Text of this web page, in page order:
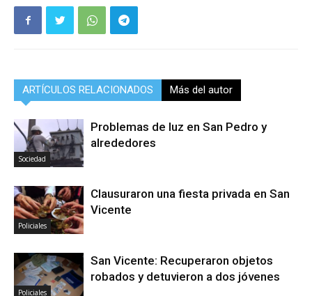
ARTÍCULOS RELACIONADOS Más del autor
Sociedad
Problemas de luz en San Pedro y
alrededores
Policiales
Clausuraron una fiesta privada en San
Vicente
Policiales
San Vicente: Recuperaron objetos
robados y detuvieron a dos jóvenes